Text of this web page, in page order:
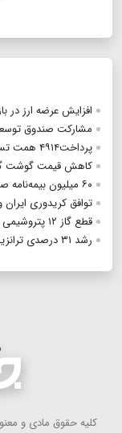
افزایش عرضه ارز در
مشارکت صندوق
پرداخت۴۹۱۴ همت تسهیلات توسط بانک‌ها
کاهش قیمت گوشت
۶۰ میلیون بیمه‌نامه صادر شد
توافق کریدوری
قطع گاز ۱۲ پتروشیمی
رشد ۳۱ درصدی ترانزیت از مسیر ایران
كلیه حقوق مادی و